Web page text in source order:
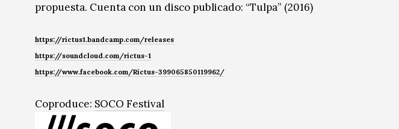
propuesta. Cuenta con un disco publicado: “Tulpa” (2016)
https://rictus1.bandcamp.com/releases
https://soundcloud.com/rictus-1
https://www.facebook.com/Rictus-399065850119962/
Coproduce: SOCO Festival